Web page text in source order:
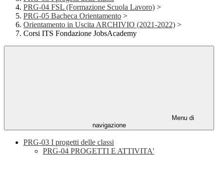
PRG-04 FSL (Formazione Scuola Lavoro) >
PRG-05 Bacheca Orientamento >
Orientamento in Uscita ARCHIVIO (2021-2022) >
Corsi ITS Fondazione JobsAcademy
Menu di
navigazione
PRG-03 I progetti delle classi
PRG-04 PROGETTI E ATTIVITA'